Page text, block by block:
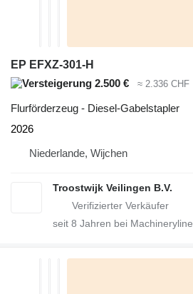
EP EFXZ-301-H
2.500 €
≈ 2.336 CHF
Flurförderzeug - Diesel-Gabelstapler
2026
Niederlande, Wijchen
Troostwijk Veilingen B.V.
seit 8 Jahren bei Machineryline